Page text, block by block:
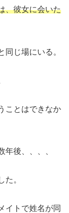
、彼女に会いた
同じ場にいる。
ことはできなか
後、、、、
た。
イトで姓名が同